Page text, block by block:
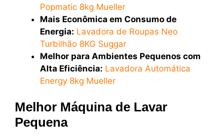
Popmatic 8kg Mueller
Mais Econômica em Consumo de
Energia: Lavadora de Roupas Neo
Turbilhão 8KG Suggar
Melhor para Ambientes Pequenos com
Alta Eficiência: Lavadora Automática
Energy 8kg Mueller
Melhor Máquina de Lavar
Pequena